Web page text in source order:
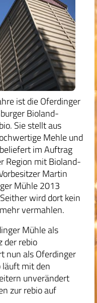
ist die Oferdinger
Bioland-
Sie stellt aus
Mehle und
im Auftrag
Region mit Bioland-
Martin
Mühle 2013
wird dort kein
vermahlen.
Mühle als
der rebio
nun als Oferdinger
läuft mit den
unverändert
zur rebio auf